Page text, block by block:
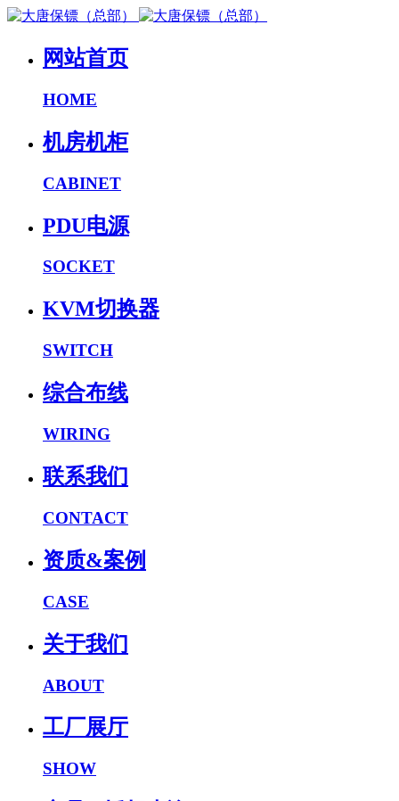
网站首页
HOME
机房机柜
CABINET
PDU电源
SOCKET
KVM切换器
SWITCH
综合布线
WIRING
联系我们
CONTACT
资质&案例
CASE
关于我们
ABOUT
工厂展厅
SHOW